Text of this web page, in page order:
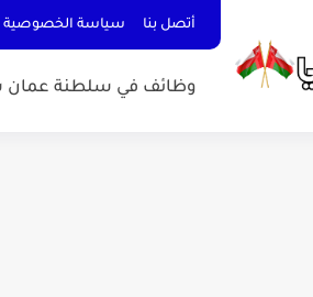
أتصل بنا سياسة الخصوصية
وظائف في سلطنة عمان